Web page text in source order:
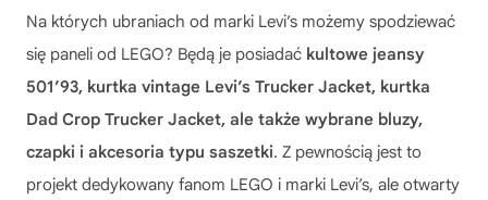
Na których ubraniach od marki Levi’s możemy spodziewać
się paneli od LEGO? Będą je posiadać kultowe jeansy
501’93, kurtka vintage Levi’s Trucker Jacket, kurtka
Dad Crop Trucker Jacket, ale także wybrane bluzy,
czapki i akcesoria typu saszetki. Z pewnością jest to
projekt dedykowany fanom LEGO i marki Levi’s, ale otwarty